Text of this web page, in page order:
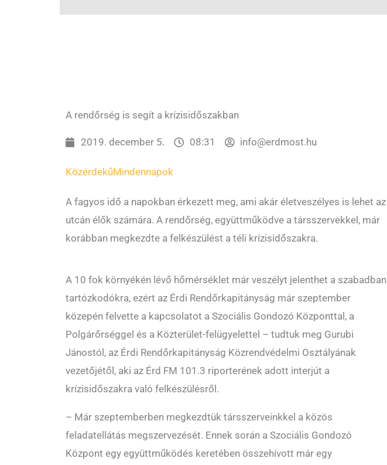
A rendőrség is segít a krízisidőszakban
2019. december 5. 08:31 info@erdmost.hu
KözérdekűMindennapok
A fagyos idő a napokban érkezett meg, ami akár életveszélyes is lehet az
utcán élők számára. A rendőrség, együttműködve a társszervekkel, már
korábban megkezdte a felkészülést a téli krízisidőszakra.
A 10 fok környékén lévő hőmérséklet már veszélyt jelenthet a szabadban
tartózkodókra, ezért az Érdi Rendőrkapitányság már szeptember
közepén felvette a kapcsolatot a Szociális Gondozó Központtal, a
Polgárőrséggel és a Közterület-felügyelettel – tudtuk meg Gurubi
Jánostól, az Érdi Rendőrkapitányság Közrendvédelmi Osztályának
vezetőjétől, aki az Érd FM 101.3 riporterének adott interjút a
krízisidőszakra való felkészülésről.
– Már szeptemberben megkezdtük társszerveinkkel a közös
feladatellátás megszervezését. Ennek során a Szociális Gondozó
Központ egy együttműködés keretében összehívott már egy